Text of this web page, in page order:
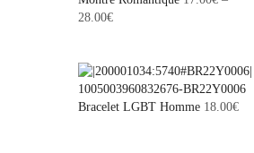
28.00€
Bracelet LGBT Homme 18.00€